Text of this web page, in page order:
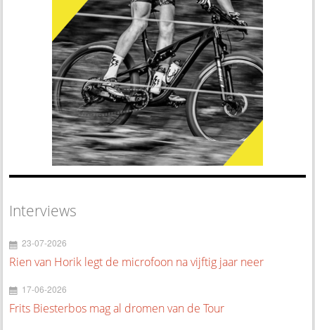
Interviews
23-07-2026
Rien van Horik legt de microfoon na vijftig jaar neer
17-06-2026
Frits Biesterbos mag al dromen van de Tour